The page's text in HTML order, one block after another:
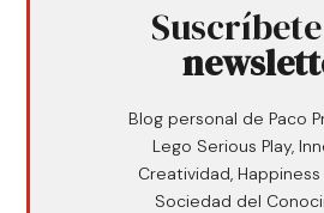
Blog personal de Paco
Lego Serious Play,
Creatividad,
Sociedad del